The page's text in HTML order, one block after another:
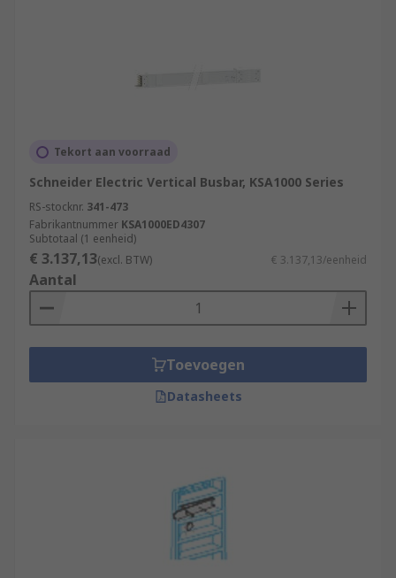
Tekort aan voorraad
Schneider Electric Vertical Busbar, KSA1000 Series
RS-stocknr. 341-473
Fabrikantnummer KSA1000ED4307
Subtotaal (1 eenheid)
€ 3.137,13(excl. BTW) € 3.137,13/eenheid
Aantal
Toevoegen
Datasheets